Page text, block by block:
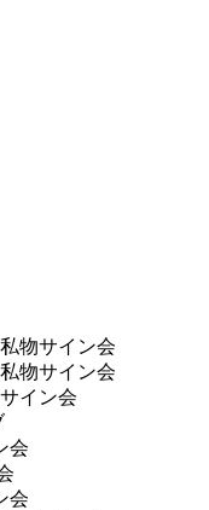
物サイン会
物サイン会
イン会
会
会